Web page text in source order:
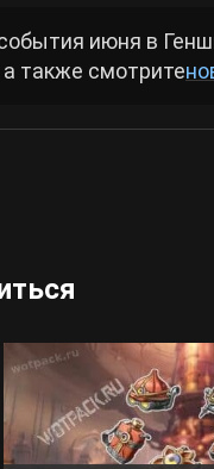
июня в
а также смотрите